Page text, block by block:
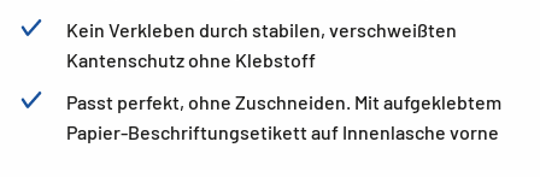
Kein Verkleben durch stabilen, verschweißten
Kantenschutz ohne Klebstoff
Passt perfekt, ohne Zuschneiden. Mit aufgeklebtem
Papier-Beschriftungsetikett auf Innenlasche vorne